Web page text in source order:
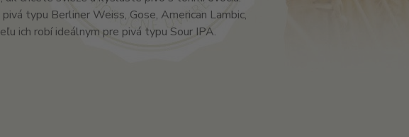
typu Berliner Weiss, Gose, American Lambic,
ich robí ideálnym pre pivá typu Sour IPA.